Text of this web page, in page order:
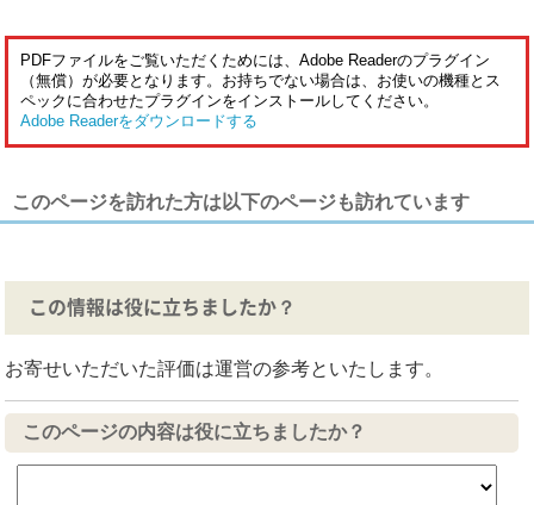
PDFファイルをご覧いただくためには、Adobe Readerのプラグイン
（無償）が必要となります。お持ちでない場合は、お使いの機種とス
ペックに合わせたプラグインをインストールしてください。
Adobe Readerをダウンロードする
このページを訪れた方は以下のページも訪れています
この情報は役に立ちましたか？
お寄せいただいた評価は運営の参考といたします。
このページの内容は役に立ちましたか？